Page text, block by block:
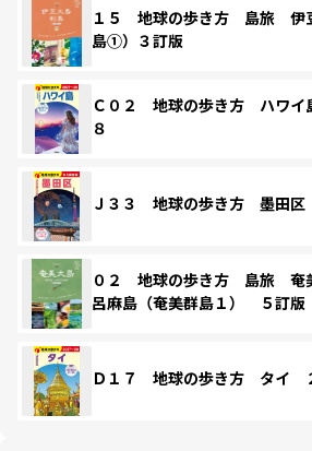
１５ 地球の歩き方 島旅 伊
島①）３訂版
Ｃ０２ 地球の歩き方 ハワイ
８
Ｊ３３ 地球の歩き方 墨田区
０２ 地球の歩き方 島旅
呂麻島（奄美群島１） ５訂版
Ｄ１７ 地球の歩き方 タイ